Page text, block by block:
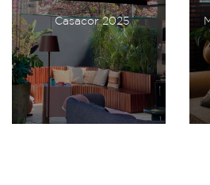
Casacor 2025